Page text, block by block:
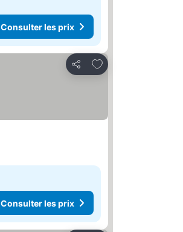
Consulter les prix
Partager
Ajouter à mes favoris
Consulter les prix